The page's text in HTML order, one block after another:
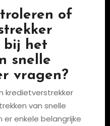
of
bij het
snelle
vragen?
kredietverstrekker
van snelle
er enkele belangrijke